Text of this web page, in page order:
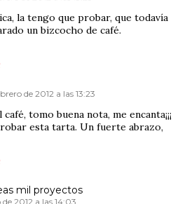
la tengo que probar, que todavía
un bizcocho de café.
de 2012 a las 13:23
tomo buena nota, me encanta¡¡¡
esta tarta. Un fuerte abrazo,
mil proyectos
2012 a las 14:03